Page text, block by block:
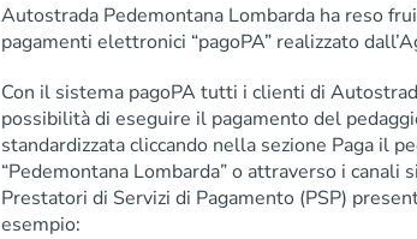
Autostrada Pedemontana Lombarda ha reso
pagamenti elettronici “pagoPA” realizzato
Con il sistema pagoPA tutti i clienti di
possibilità di eseguire il pagamento del
standardizzata cliccando nella sezione Paga il
“Pedemontana Lombarda” o attraverso i canali
Prestatori di Servizi di Pagamento (PSP)
esempio: